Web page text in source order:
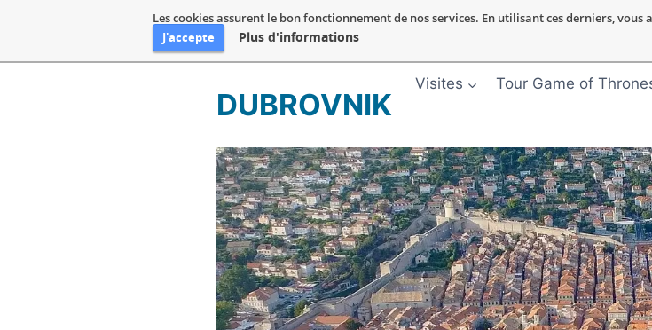
Les cookies assurent le bon fonctionnement de nos services. En utilisant ces derniers, vous
J'accepte
Plus d'informations
DUBROVNIK
Visites Tour Game of